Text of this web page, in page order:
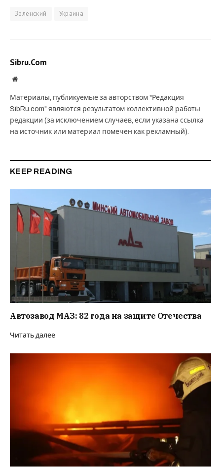
Зеленский Украина
Sibru.Com
Website
Материалы, публикуемые за авторством "Редакция
SibRu.com" являются результатом коллективной работы
редакции (за исключением случаев, если указана ссылка
на источник или материал помечен как рекламный).
KEEP READING
Автозавод МАЗ: 82 года на защите Отечества
Читать далее